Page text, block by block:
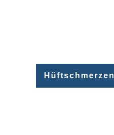
Hüftschmerzen